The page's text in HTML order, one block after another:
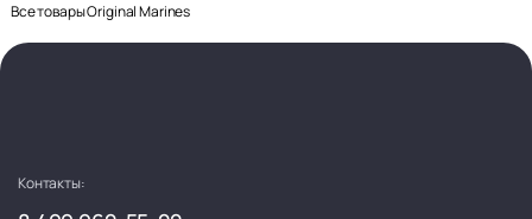
Все товары Original Marines
Контакты: